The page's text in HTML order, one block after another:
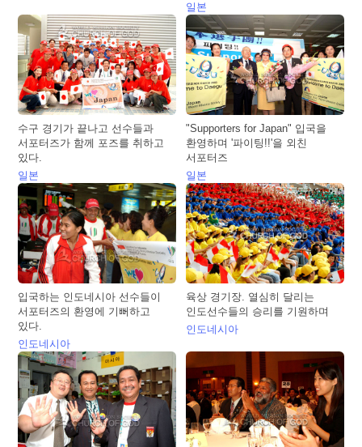
일본
수구 경기가 끝나고 선수들과
서포터즈가 함께 포즈를 취하고
있다.
일본
"Supporters for Japan" 입국을
환영하며 '파이팅!!'을 외친
서포터즈
일본
입국하는 인도네시아 선수들이
서포터즈의 환영에 기뻐하고
있다.
인도네시아
육상 경기장. 열심히 달리는
인도선수들의 승리를 기원하며
인도네시아